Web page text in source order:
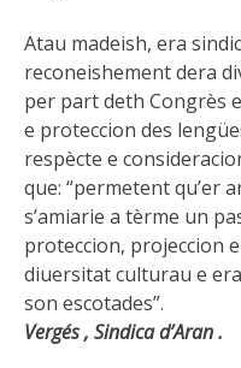
Atau madeish, era
reconeishement dera
per part deth Congrès
e proteccion des
respècte e
que: “permetent qu’er
s’amiarie a tèrme un
proteccion, projeccion
diuersitat culturau e
son escotades”.
Vergés , Sindica d’Aran .